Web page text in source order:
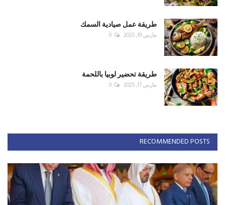
طريقة عمل صيادية السمك
مارس 19, 2025 0
طريقة تحضير لوبيا باللحمة
مارس 17, 2025 0
RECOMMENDED POSTS